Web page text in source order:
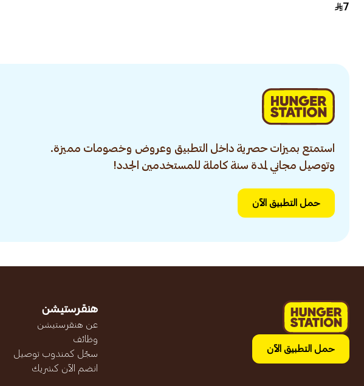
7
استمتع بميزات حصرية داخل التطبيق وعروض وخصومات مميزة.
وتوصيل مجاني لمدة سنة كاملة للمستخدمين الجدد!
حمل التطبيق الآن
حمل التطبيق الآن
هنقرستيشن
عن هنقرستيشن
وظائف
سجّل كمندوب توصيل
انضم الآن كشريك